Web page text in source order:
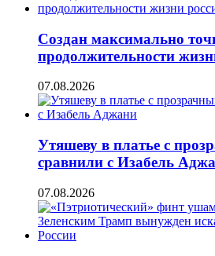
Создан максимально
продолжительности
07.08.2026
Утяшеву в платье с
сравнили с Изабель
07.08.2026